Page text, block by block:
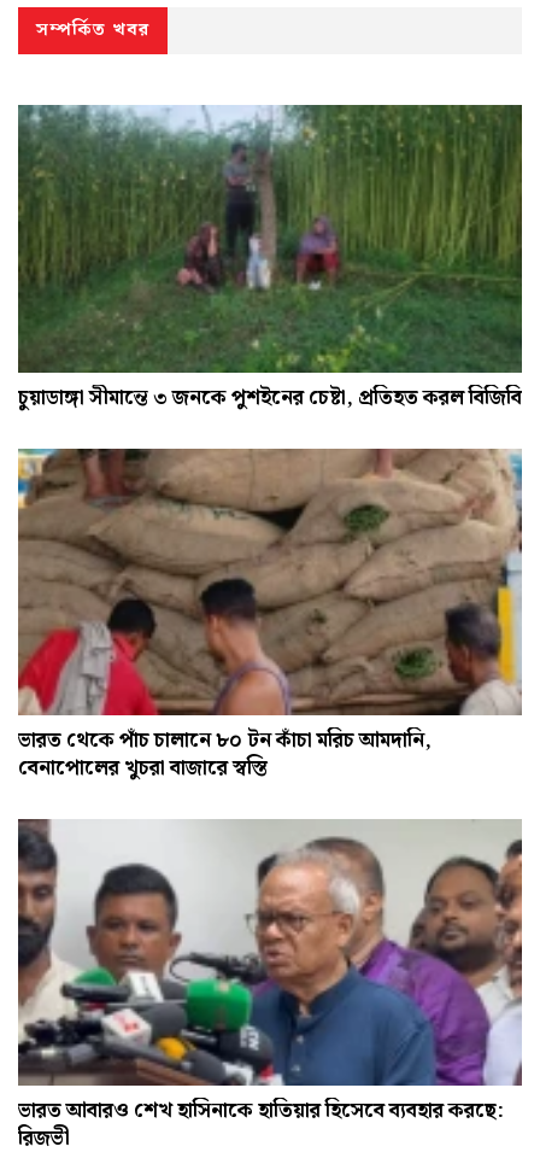
সম্পর্কিত খবর
চুয়াডাঙ্গা সীমান্তে ৩ জনকে পুশইনের চেষ্টা, প্রতিহত করল বিজিবি
ভারত থেকে পাঁচ চালানে ৮০ টন কাঁচা মরিচ আমদানি,
বেনাপোলের খুচরা বাজারে স্বস্তি
ভারত আবারও শেখ হাসিনাকে হাতিয়ার হিসেবে ব্যবহার করছে:
রিজভী